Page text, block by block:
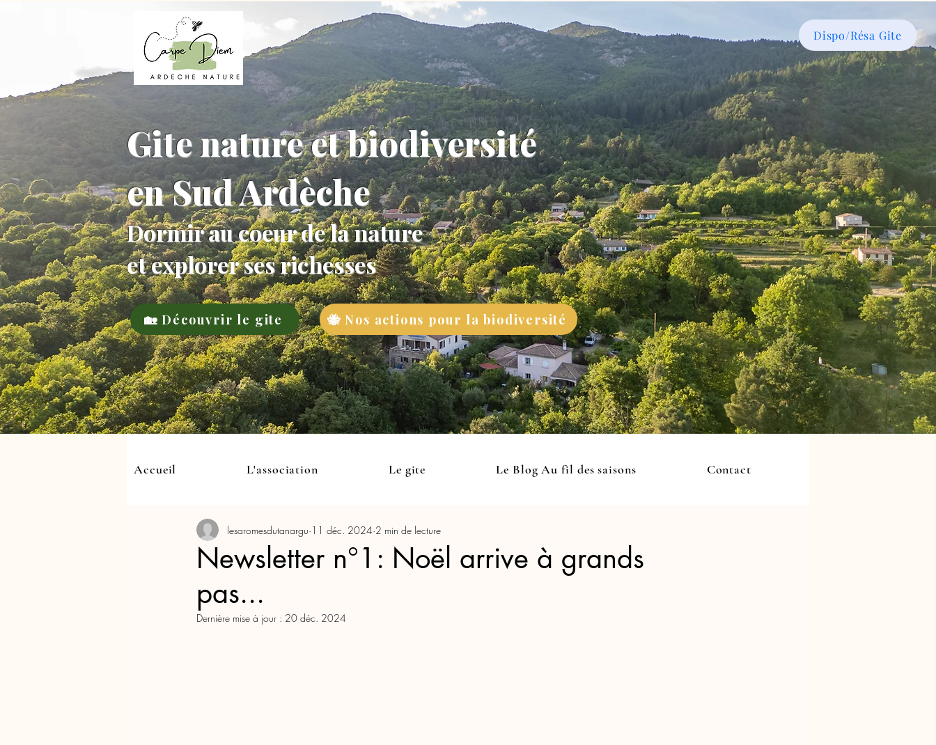
Dispo/Résa Gite
Gite nature et biodiversité
en Sud Ardèche
Dormir au coeur de la nature
et explorer ses richesses
🏡 Découvrir le gite 🐝 Nos actions pour la biodiversité
Accueil L'association Le gite Le Blog Au fil des saisons Contact
Newsletter n°1: Noël arrive à grands
pas...
lesaromesdutanargu 11 déc. 2024 2 min de lecture
Dernière mise à jour : 20 déc. 2024